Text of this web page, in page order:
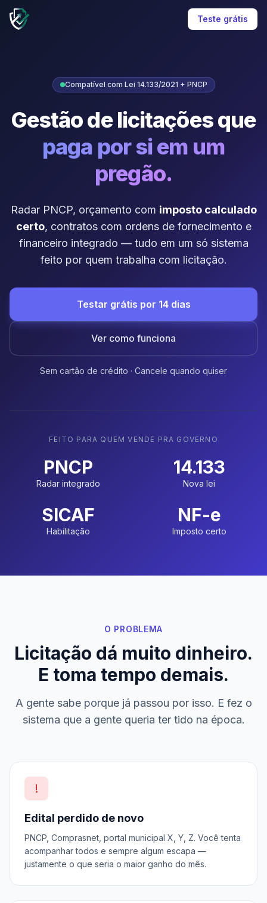
Teste grátis
Compatível com Lei 14.133/2021 + PNCP
Gestão de licitações que
paga por si em um
pregão.
Radar PNCP, orçamento com imposto calculado
certo, contratos com ordens de fornecimento e
financeiro integrado — tudo em um só sistema
feito por quem trabalha com licitação.
Testar grátis por 14 dias
Ver como funciona
Sem cartão de crédito · Cancele quando quiser
FEITO PARA QUEM VENDE PRA GOVERNO
PNCP
Radar integrado
14.133
Nova lei
SICAF
Habilitação
NF-e
Imposto certo
O PROBLEMA
Licitação dá muito dinheiro.
E toma tempo demais.
A gente sabe porque já passou por isso. E fez o
sistema que a gente queria ter tido na época.
!
Edital perdido de novo
PNCP, Comprasnet, portal municipal X, Y, Z. Você tenta
acompanhar todos e sempre algum escapa —
justamente o que seria o maior ganho do mês.